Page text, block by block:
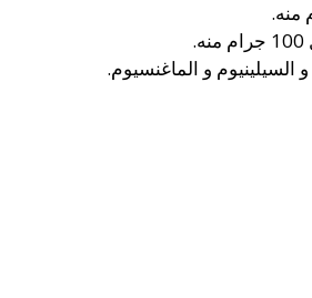
و الماغنسيوم.